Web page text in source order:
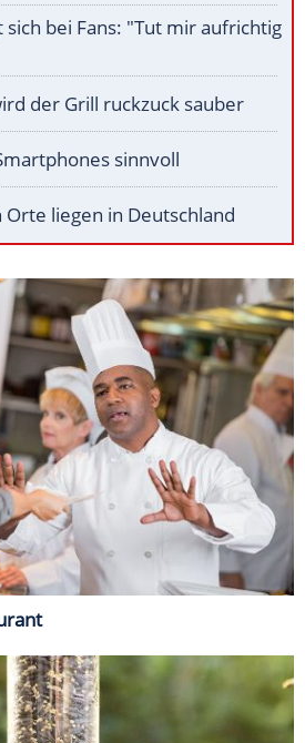
sich bei Fans: "Tut mir aufrichtig
der Grill ruckzuck sauber
sinnvoll
liegen in Deutschland